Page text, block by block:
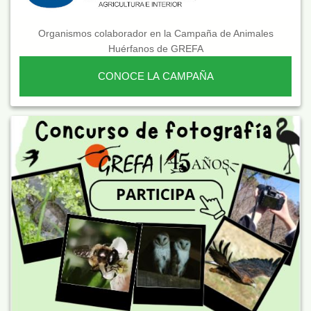
Organismos colaborador en la Campaña de Animales
Huérfanos de GREFA
CONOCE LA CAMPAÑA